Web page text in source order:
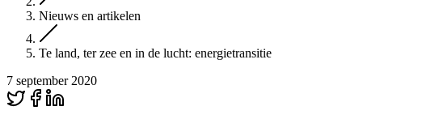
Nieuws en artikelen
Te land, ter zee en in de lucht: energietransitie
7 september 2020